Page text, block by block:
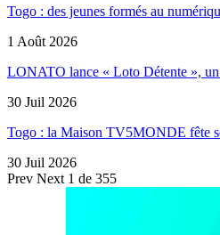
Togo : des jeunes formés au
1 Août 2026
LONATO lance « Loto Détente »,
30 Juil 2026
Togo : la Maison TV5MONDE fête
30 Juil 2026
Prev Next 1 de 355